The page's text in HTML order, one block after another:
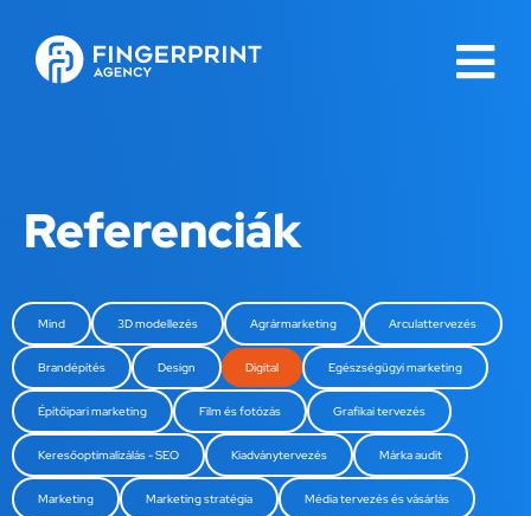
Referenciák
3D modellezés Agrármarketing Arculattervezés
Brandépítés Design Digital Egészségügyi marketing
Építőipari marketing Film és fotózás Grafikai tervezés
Keresőoptimalizálás - SEO Kiadványtervezés Márka audit
Marketing Marketing stratégia Média tervezés és vásárlás
Mind